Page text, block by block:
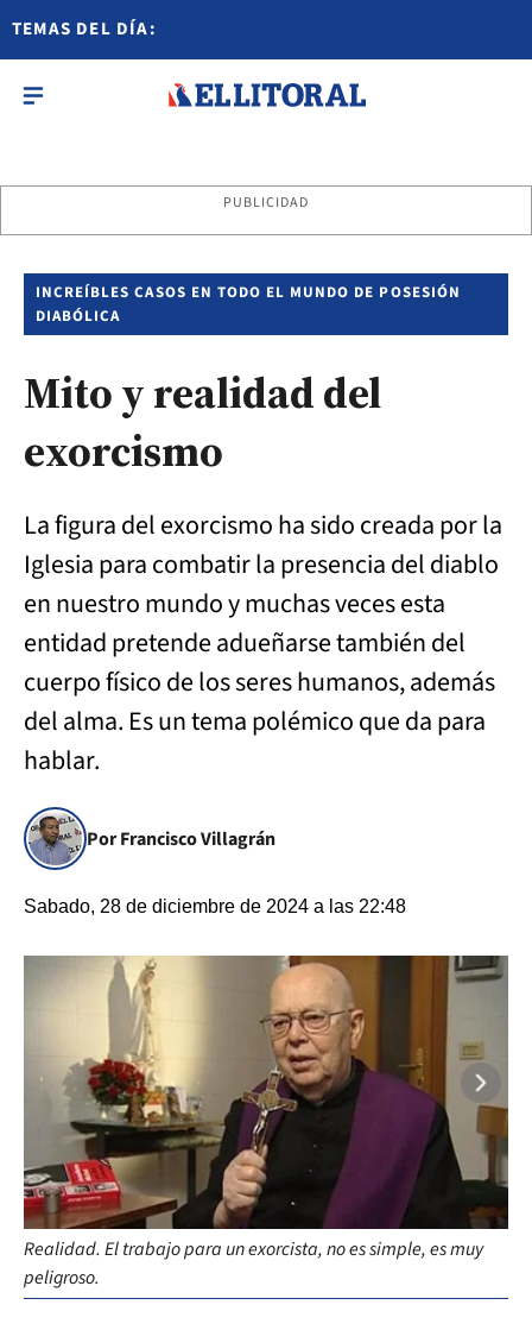
TEMAS DEL DÍA:
PUBLICIDAD
INCREÍBLES CASOS EN TODO EL MUNDO DE POSESIÓN
DIABÓLICA
Mito y realidad del
exorcismo
La figura del exorcismo ha sido creada por la
Iglesia para combatir la presencia del diablo
en nuestro mundo y muchas veces esta
entidad pretende adueñarse también del
cuerpo físico de los seres humanos, además
del alma. Es un tema polémico que da para
hablar.
Por Francisco Villagrán
Sabado, 28 de diciembre de 2024 a las 22:48
Realidad. El trabajo para un exorcista, no es simple, es muy
peligroso.